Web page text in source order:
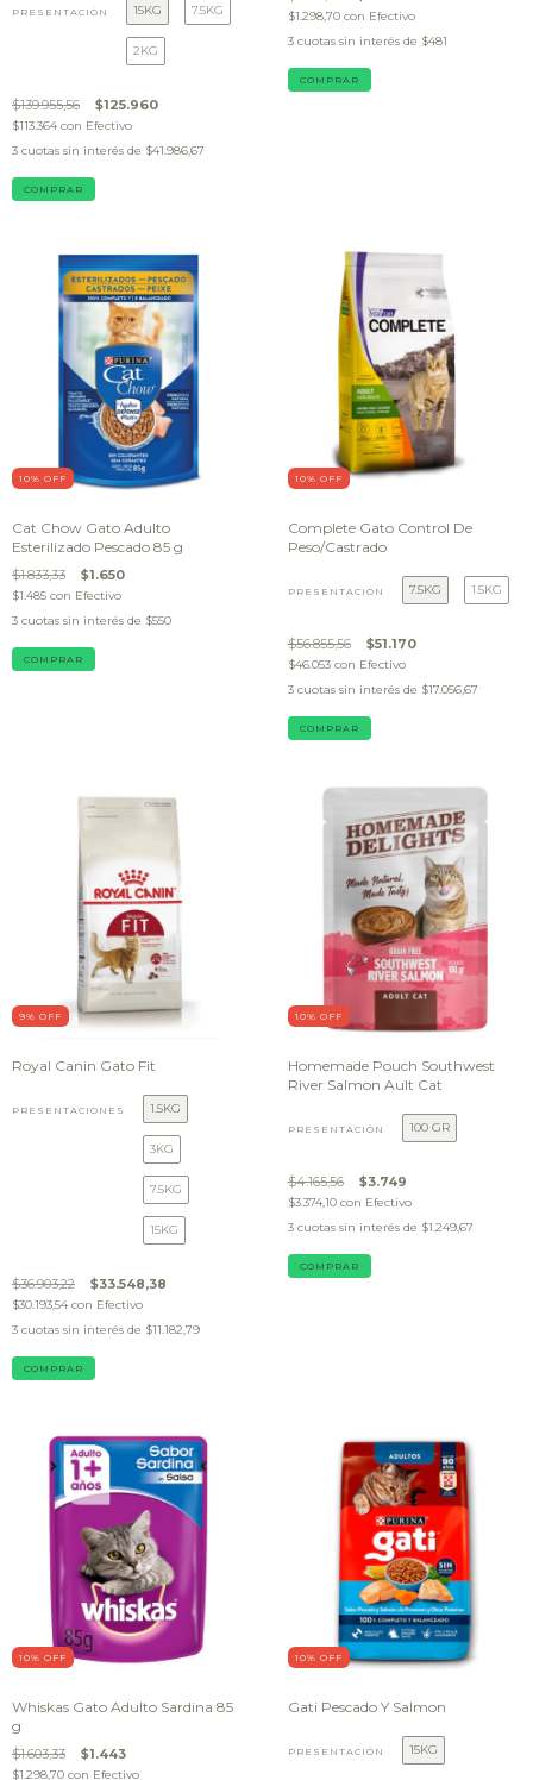
PRESENTACIÓN 15KG 7.5KG
2KG
$139.955,56 $125.960
$113.364con Efectivo
3 cuotas sin interés de $41.986,67
COMPRAR
$1.298,70 con Efectivo
3 cuotas sin interés de $481
10% OFF
Cat Chow Gato Adulto
Esterilizado Pescado 85 g
$1.833,33 $1.650
$1.485 con Efectivo
3 cuotas sin interés de $550
10% OFF
Complete Gato Control De
Peso/Castrado
PRESENTACIÓN 7.5KG 1.5KG
$56.855,56 $51.170
$46.053 con Efectivo
3 cuotas sin interés de $17.056,67
COMPRAR
9% OFF
Royal Canin Gato Fit
PRESENTACIONES 1.5KG
3KG
7.5KG
15KG
$36.903,22 $33.548,38
$30.193,54con Efectivo
3 cuotas sin interés de $11.182,79
COMPRAR
10% OFF
Homemade Pouch Southwest
River Salmon Ault Cat
PRESENTACIÓN 100 GR
$4.165,56 $3.749
$3.374,10 con Efectivo
3 cuotas sin interés de $1.249,67
COMPRAR
10% OFF
Whiskas Gato Adulto Sardina 85
g
$1.603,33 $1.443
$1.298,70 con Efectivo
10% OFF
Gati Pescado Y Salmon
PRESENTACIÓN 15KG